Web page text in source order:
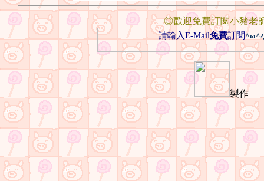
◎歡迎免費訂閱小豬老
請輸入E-Mail免費訂閱^ω^
製作